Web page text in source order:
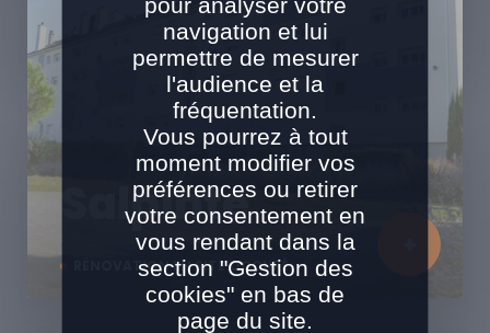
RÉNOVATION EN SITE OCCUPÉ
Salpinte
navigation et lui
permettre de mesurer
l'audience et la
fréquentation.
Vous pourrez à tout
moment modifier vos
préférences ou retirer
votre consentement en
vous rendant dans la
section "Gestion des
cookies" en bas de
page du site.